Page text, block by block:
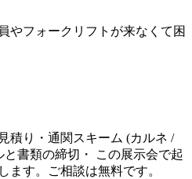
やフォークリフトが来なくて困
積り・通関スキーム (カルネ /
書類の締切・ この展示会で起
ます。ご相談は無料です。